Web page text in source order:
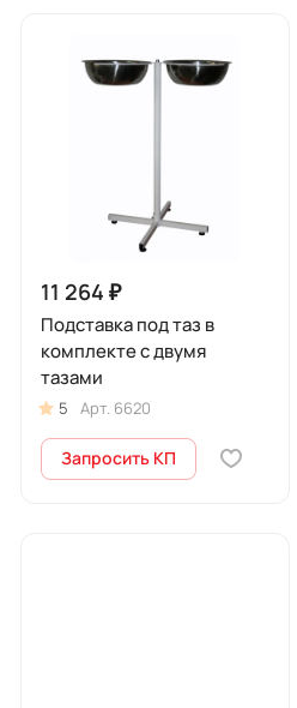
11 264 ₽
Подставка под таз в
комплекте с двумя
тазами
5 Арт. 6620
Запросить КП